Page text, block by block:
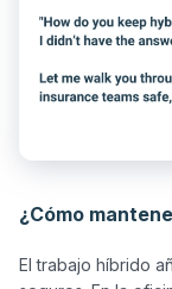
¿Cómo
El trabajo híbrido